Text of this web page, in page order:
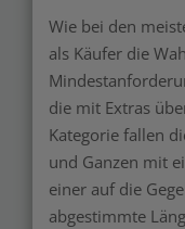
Wie bei den
als Käufer die
die mit Extras
Kategorie fallen
und Ganzen mit
einer auf die
abgestimmte